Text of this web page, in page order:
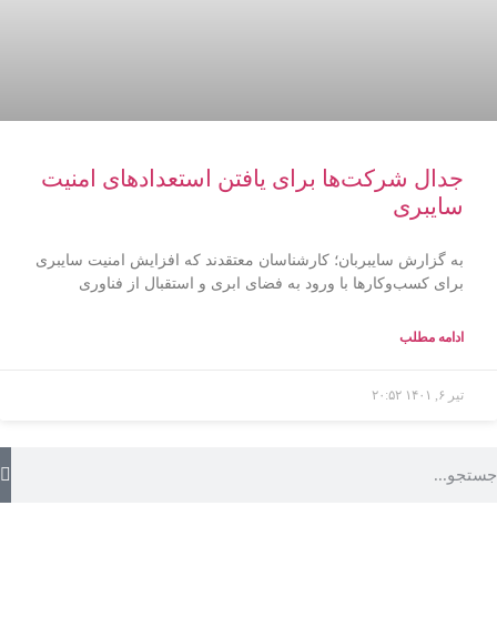
جدال شرکت‌ها برای یافتن استعدادهای امنیت
سایبری
به گزارش سایبربان؛ کارشناسان معتقدند که افزایش امنیت سایبری
برای کسب‌وکارها با ورود به فضای ابری و استقبال از فناوری
ادامه مطلب
تیر ۶, ۱۴۰۱ ۲۰:۵۲